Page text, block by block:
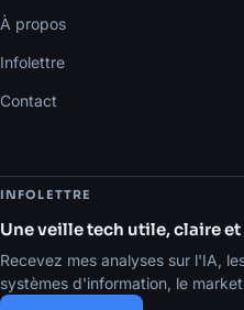
À propos
Infolettre
Contact
INFOLETTRE
Une veille tech utile, claire
Recevez mes analyses sur l'IA,
systèmes d'information, le